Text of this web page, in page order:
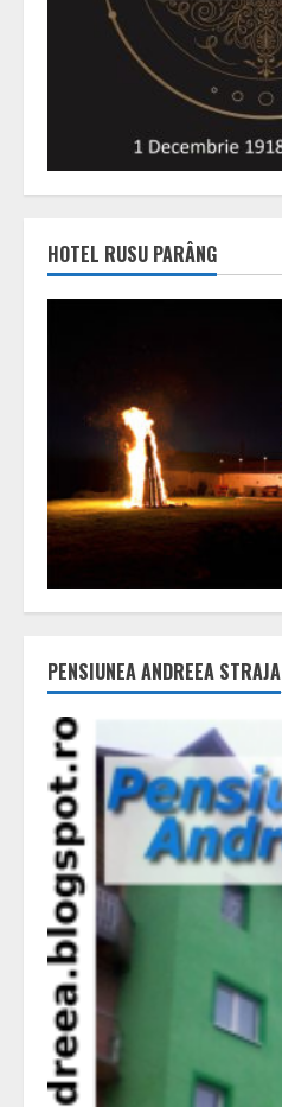
HOTEL RUSU PARÂNG
PENSIUNEA ANDREEA STRAJA